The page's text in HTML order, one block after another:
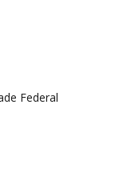
Federal